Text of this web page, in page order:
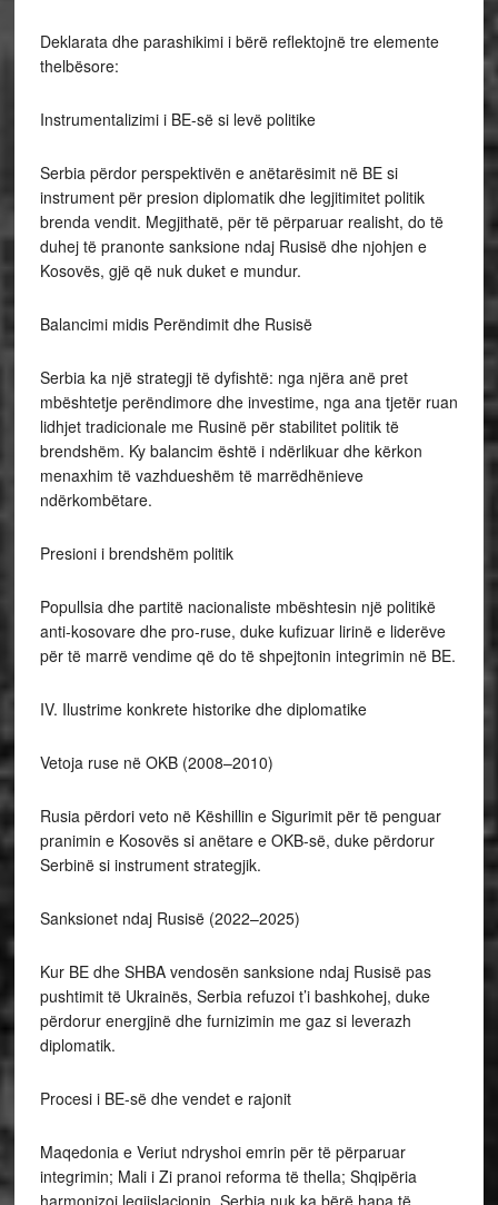
Deklarata dhe parashikimi i bërë reflektojnë tre elemente
thelbësore:
Instrumentalizimi i BE-së si levë politike
Serbia përdor perspektivën e anëtarësimit në BE si
instrument për presion diplomatik dhe legjitimitet politik
brenda vendit. Megjithatë, për të përparuar realisht, do të
duhej të pranonte sanksione ndaj Rusisë dhe njohjen e
Kosovës, gjë që nuk duket e mundur.
Balancimi midis Perëndimit dhe Rusisë
Serbia ka një strategji të dyfishtë: nga njëra anë pret
mbështetje perëndimore dhe investime, nga ana tjetër ruan
lidhjet tradicionale me Rusinë për stabilitet politik të
brendshëm. Ky balancim është i ndërlikuar dhe kërkon
menaxhim të vazhdueshëm të marrëdhënieve
ndërkombëtare.
Presioni i brendshëm politik
Popullsia dhe partitë nacionaliste mbështesin një politikë
anti-kosovare dhe pro-ruse, duke kufizuar lirinë e liderëve
për të marrë vendime që do të shpejtonin integrimin në BE.
IV. Ilustrime konkrete historike dhe diplomatike
Vetoja ruse në OKB (2008–2010)
Rusia përdori veto në Këshillin e Sigurimit për të penguar
pranimin e Kosovës si anëtare e OKB-së, duke përdorur
Serbinë si instrument strategjik.
Sanksionet ndaj Rusisë (2022–2025)
Kur BE dhe SHBA vendosën sanksione ndaj Rusisë pas
pushtimit të Ukrainës, Serbia refuzoi t’i bashkohej, duke
përdorur energjinë dhe furnizimin me gaz si leverazh
diplomatik.
Procesi i BE-së dhe vendet e rajonit
Maqedonia e Veriut ndryshoi emrin për të përparuar
integrimin; Mali i Zi pranoi reforma të thella; Shqipëria
harmonizoi legjislacionin. Serbia nuk ka bërë hapa të